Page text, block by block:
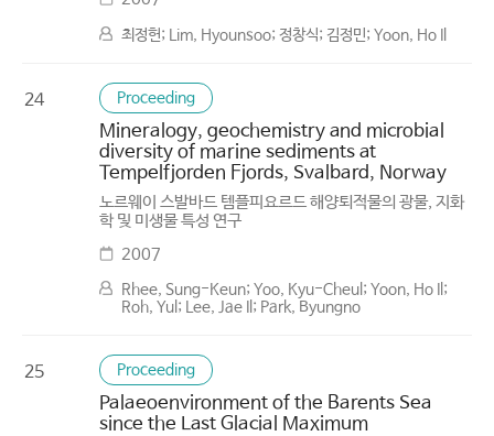
최정헌; Lim, Hyounsoo; 정창식; 김정민; Yoon, Ho Il
24 Proceeding
Mineralogy, geochemistry and microbial
diversity of marine sediments at
Tempelfjorden Fjords, Svalbard, Norway
노르웨이 스발바드 템플피요르드 해양퇴적물의 광물, 지화
학 및 미생물 특성 연구
2007
Rhee, Sung-Keun; Yoo, Kyu-Cheul; Yoon, Ho Il;
Roh, Yul; Lee, Jae Il; Park, Byungno
25 Proceeding
Palaeoenvironment of the Barents Sea
since the Last Glacial Maximum